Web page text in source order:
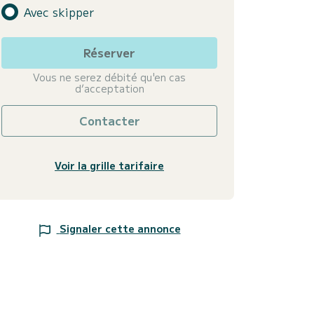
Avec skipper
Réserver
Vous ne serez débité qu'en cas
d’acceptation
Contacter
Voir la grille tarifaire
Signaler cette annonce